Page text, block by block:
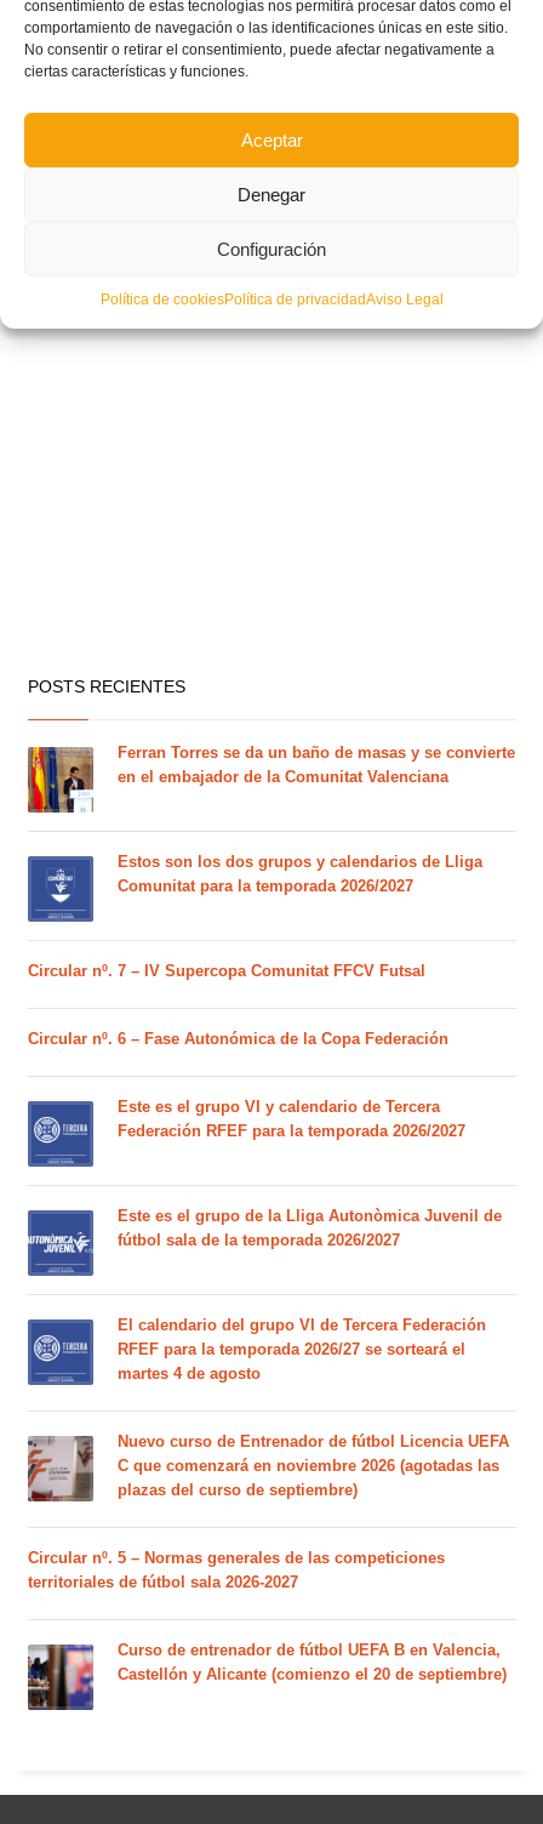
consentimiento de estas tecnologías nos permitirá procesar datos como el
comportamiento de navegación o las identificaciones únicas en este sitio.
No consentir o retirar el consentimiento, puede afectar negativamente a
ciertas características y funciones.
Aceptar
Denegar
Configuración
Política de cookiesPolítica de privacidadAviso Legal
La temporada 22-23 habrá dos nuevas categorías Valenta en la Comunitat
Valenciana: infantil y cadete-juvenil
POSTS RECIENTES
Ferran Torres se da un baño de masas y se convierte
en el embajador de la Comunitat Valenciana
Estos son los dos grupos y calendarios de Lliga
Comunitat para la temporada 2026/2027
Circular nº. 7 – IV Supercopa Comunitat FFCV Futsal
Circular nº. 6 – Fase Autonómica de la Copa Federación
Este es el grupo VI y calendario de Tercera
Federación RFEF para la temporada 2026/2027
Este es el grupo de la Lliga Autonòmica Juvenil de
fútbol sala de la temporada 2026/2027
El calendario del grupo VI de Tercera Federación
RFEF para la temporada 2026/27 se sorteará el
martes 4 de agosto
Nuevo curso de Entrenador de fútbol Licencia UEFA
C que comenzará en noviembre 2026 (agotadas las
plazas del curso de septiembre)
Circular nº. 5 – Normas generales de las competiciones
territoriales de fútbol sala 2026-2027
Curso de entrenador de fútbol UEFA B en Valencia,
Castellón y Alicante (comienzo el 20 de septiembre)